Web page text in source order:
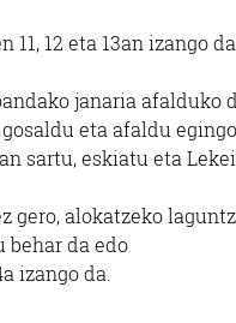
12 eta 13an izango da
janaria afalduko
eta afaldu
sartu, eskiatu eta
gero, alokatzeko
behar da edo
izango da.